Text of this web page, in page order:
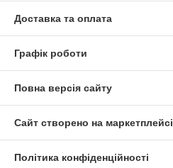
Доставка та оплата
Графік роботи
Повна версія сайту
Сайт створено на маркетплейсі
Політика конфіденційності